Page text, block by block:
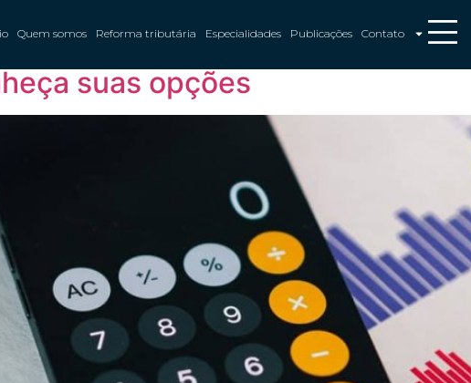
Quem somos Reforma tributária Especialidades Publicações Contato
suas opções